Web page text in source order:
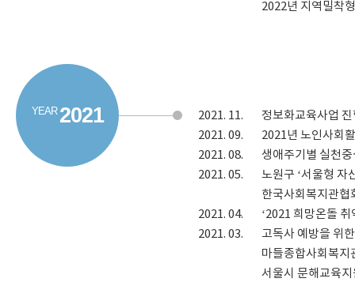
2022년 지역밀착
2021 2021. 11.
정보화교육사업 진
2021. 09.
2021년 노인사회
2021. 08.
생애주기별 실천
2021. 05.
노원구 ‘서울형 자
한국사회복지관협
2021. 04.
‘2021 희망온돌
2021. 03.
고독사 예방을 위
마들종합사회복지
서울시 문해교육